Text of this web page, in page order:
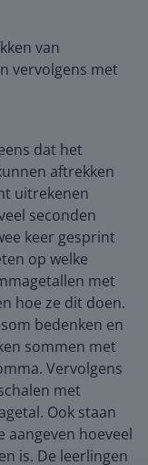
van
vervolgens met
dat het
aftrekken
uitrekenen
seconden
keer gesprint
op welke
met
hoe ze dit doen.
bedenken en
sommen met
Vervolgens
met
Ook staan
hoeveel
is. De leerlingen